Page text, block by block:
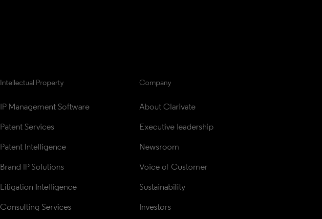
Intellectual Property
IP Management Software
Patent Services
Patent Intelligence
Brand IP Solutions
Litigation Intelligence
Consulting Services
Company
About Clarivate
Executive leadership
Newsroom
Voice of Customer
Sustainability
Investors